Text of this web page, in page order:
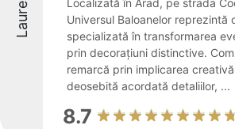
Localizată în Arad, pe strada
Universul Baloanelor reprezintă
specializată în transformarea
prin decorațiuni distinctive.
remarcă prin implicarea
deosebită acordată detaliilor, ...
8.7